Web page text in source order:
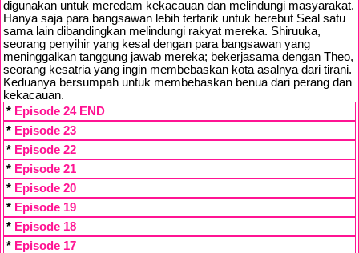
digunakan untuk meredam kekacauan dan melindungi masyarakat.
Hanya saja para bangsawan lebih tertarik untuk berebut Seal satu
sama lain dibandingkan melindungi rakyat mereka. Shiruuka,
seorang penyihir yang kesal dengan para bangsawan yang
meninggalkan tanggung jawab mereka; bekerjasama dengan Theo,
seorang kesatria yang ingin membebaskan kota asalnya dari tirani.
Keduanya bersumpah untuk membebaskan benua dari perang dan
kekacauan.
* Episode 24 END
* Episode 23
* Episode 22
* Episode 21
* Episode 20
* Episode 19
* Episode 18
* Episode 17